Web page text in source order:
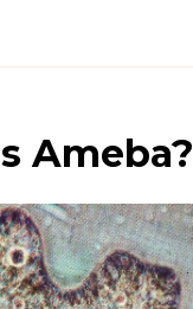
Ameba?